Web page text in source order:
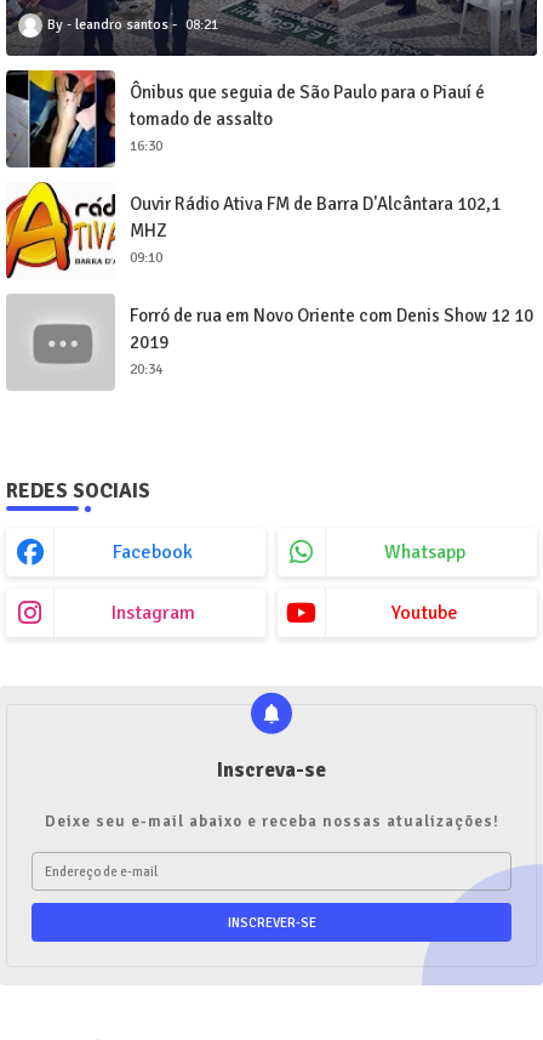
leandro santos 08:21
Ônibus que seguia de São Paulo para o Piauí é
tomado de assalto
16:30
Ouvir Rádio Ativa FM de Barra D'Alcântara 102,1
MHZ
09:10
Forró de rua em Novo Oriente com Denis Show 12 10
2019
20:34
REDES SOCIAIS
Facebook Whatsapp
Instagram Youtube
Inscreva-se
Deixe seu e-mail abaixo e receba nossas atualizações!